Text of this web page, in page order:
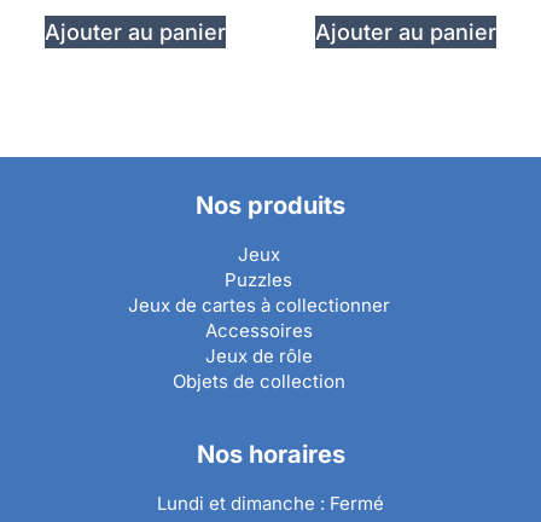
Ajouter au panier Ajouter au panier
Nos produits
Jeux
Puzzles
Jeux de cartes à collectionner
Accessoires
Jeux de rôle
Objets de collection
Nos horaires
Lundi et dimanche : Fermé